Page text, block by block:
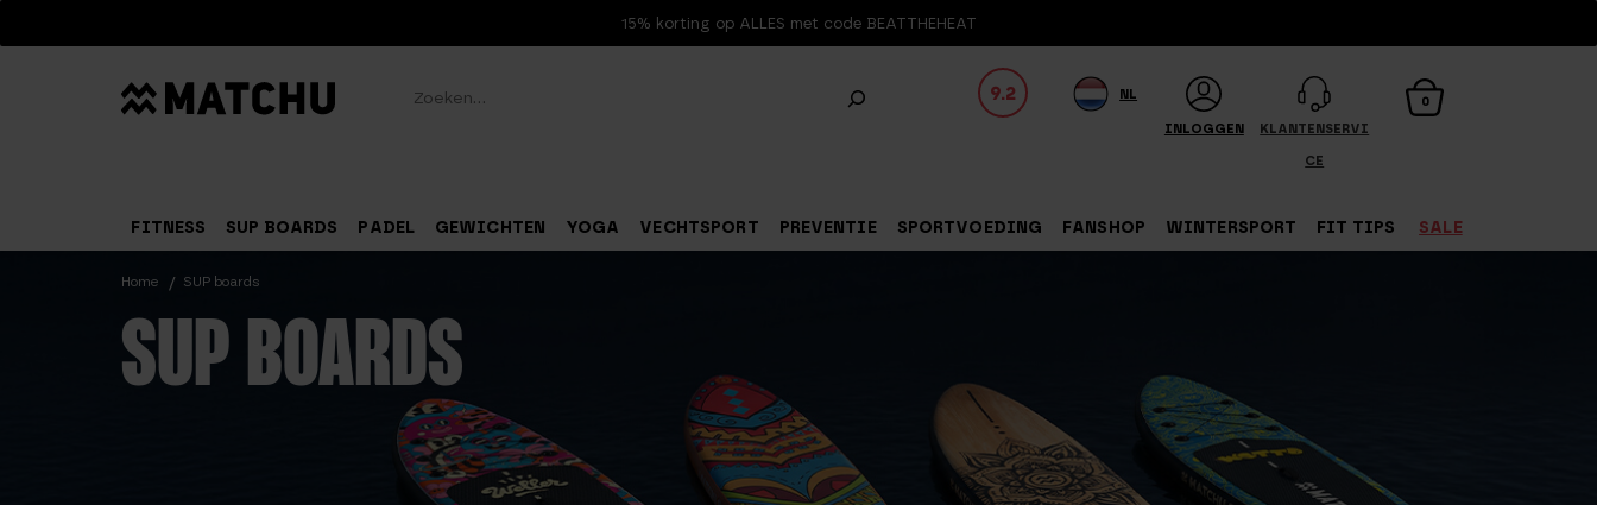
15% korting op ALLES met code BEATTHEHEAT
9.2 NL
INLOGGEN KLANTENSERVI
CE
0
FITNESS SUP BOARDS PADEL GEWICHTEN YOGA VECHTSPORT PREVENTIE SPORTVOEDING FANSHOP WINTERSPORT FIT TIPS SALE
Home SUP boards
SUP BOARDS